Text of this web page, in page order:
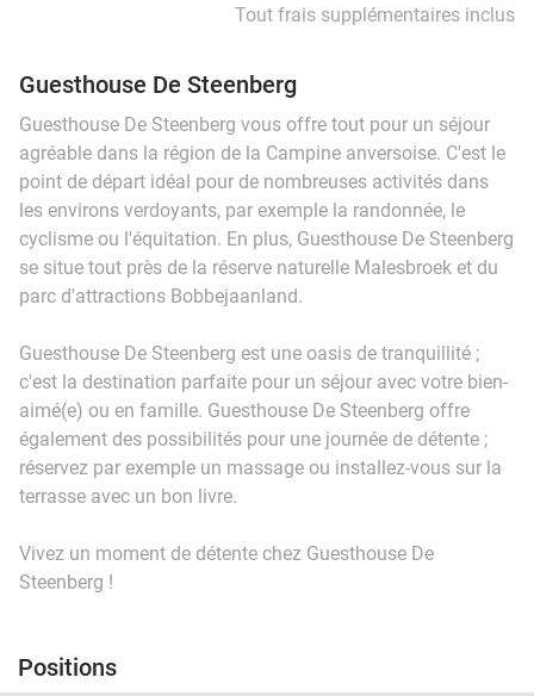
Tout frais supplémentaires inclus
Guesthouse De Steenberg
Guesthouse De Steenberg vous offre tout pour un séjour
agréable dans la région de la Campine anversoise. C'est le
point de départ idéal pour de nombreuses activités dans
les environs verdoyants, par exemple la randonnée, le
cyclisme ou l'équitation. En plus, Guesthouse De Steenberg
se situe tout près de la réserve naturelle Malesbroek et du
parc d'attractions Bobbejaanland.
Guesthouse De Steenberg est une oasis de tranquillité ;
c'est la destination parfaite pour un séjour avec votre bien-
aimé(e) ou en famille. Guesthouse De Steenberg offre
également des possibilités pour une journée de détente ;
réservez par exemple un massage ou installez-vous sur la
terrasse avec un bon livre.
Vivez un moment de détente chez Guesthouse De
Steenberg !
Positions